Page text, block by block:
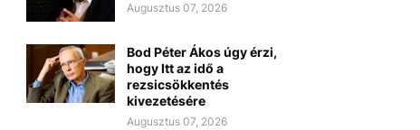
Augusztus 07, 2026
Bod Péter Ákos úgy érzi,
hogy Itt az idő a
rezsicsökkentés
kivezetésére
Augusztus 07, 2026